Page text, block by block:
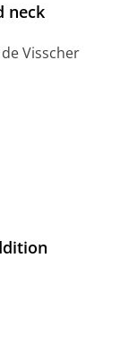
neck
de Visscher